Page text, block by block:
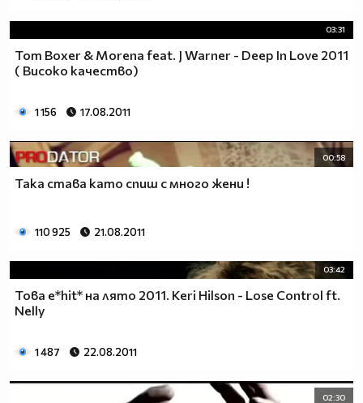
03:31
Tom Boxer & Morena feat. J Warner - Deep In Love 2011
( Високо качество)
1 156 17.08.2011
00:58
Така става като спиш с много жени !
110 925 21.08.2011
03:42
Това е*hit* на лято 2011. Keri Hilson - Lose Control ft.
Nelly
1 487 22.08.2011
02:30